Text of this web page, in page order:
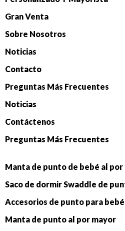
Gran Venta
Sobre Nosotros
Noticias
Contacto
Preguntas Más Frecuentes
Noticias
Contáctenos
Preguntas Más Frecuentes
Manta de punto de bebé al por
Accesorios de punto para
Manta de punto al por mayor